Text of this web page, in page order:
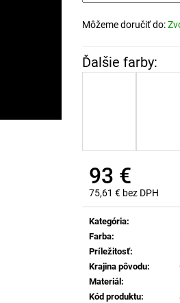
Môžeme doručiť do:
93 €
75,61 € bez DPH
Jednotková
cena:
Kategória:
Farba:
Príležitosť:
Krajina pôvodu:
Materiál:
Kód produktu: